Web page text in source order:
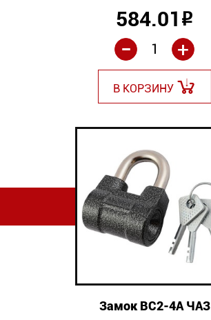
584.01 Р
+
-
В КОРЗИНУ
Замок ВС2-4А ЧАЗ